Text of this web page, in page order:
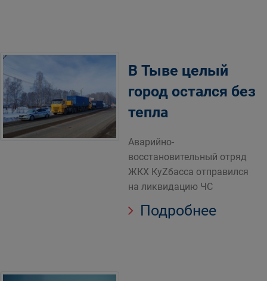
В Тыве целый
город остался без
тепла
Аварийно-
восстановительный отряд
ЖКХ КуZбасса отправился
на ликвидацию ЧС
Подробнее